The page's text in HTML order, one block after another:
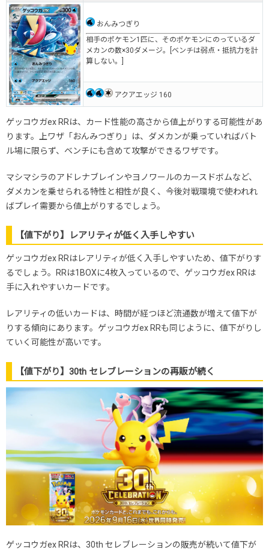
おんみつぎり
相手のポケモン1匹に、そのポケモンにのっているダ
メカンの数×30ダメージ。[ベンチは弱点・抵抗力を計
算しない。]
アクアエッジ 160
ゲッコウガex RRは、カード性能の高さから値上がりする可能性があ
ります。上ワザ「おんみつぎり」は、ダメカンが乗っていればバト
ル場に限らず、ベンチにも含めて攻撃ができるワザです。
マシマシラのアドレナブレインやヨノワールのカースドボムなど、
ダメカンを乗せられる特性と相性が良く、今後対戦環境で使われれ
ばプレイ需要から値上がりするでしょう。
【値下がり】レアリティが低く入手しやすい
ゲッコウガex RRはレアリティが低く入手しやすいため、値下がりす
るでしょう。RRは1BOXに4枚入っているので、ゲッコウガex RRは
手に入れやすいカードです。
レアリティの低いカードは、時間が経つほど流通数が増えて値下が
りする傾向にあります。ゲッコウガex RRも同じように、値下がりし
ていく可能性が高いです。
【値下がり】30th セレブレーションの再販が続く
ゲッコウガex RRは、30th セレブレーションの販売が続いて値下が